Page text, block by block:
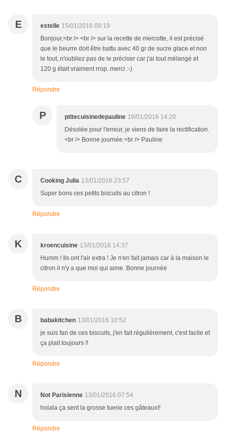
E estelle 15/01/2016 09:19
Bonjour,<br /> <br /> sur la recette de mercotte, il est précisé
que le beurre doit être battu avec 40 gr de sucre glace et non
le tout, n'oubliez pas de le préciser car j'ai tout mélangé et
120 g était vraiment rrop. merci :-)
Répondre
P ptitecuisinedepauline 16/01/2016 14:20
Désolée pour l'erreur, je viens de faire la rectification.
<br /> Bonne journée.<br /> Pauline
C Cooking Julia 13/01/2016 23:57
Super bons ces petits biscuits au citron !
Répondre
K kroencuisine 13/01/2016 14:37
Humm ! Ils ont l'air extra ! Je n'en fait jamais car à la maison le
citron il n'y a que moi qui aime. Bonne journée
Répondre
B babakitchen 13/01/2016 10:52
je suis fan de ces biscuits, j'en fait régulièrement, c'est facile et
ça plait toujours !!
Répondre
N Not Parisienne 13/01/2016 07:54
holala ça sent la grosse tuerie ces gâteaux!!
Répondre